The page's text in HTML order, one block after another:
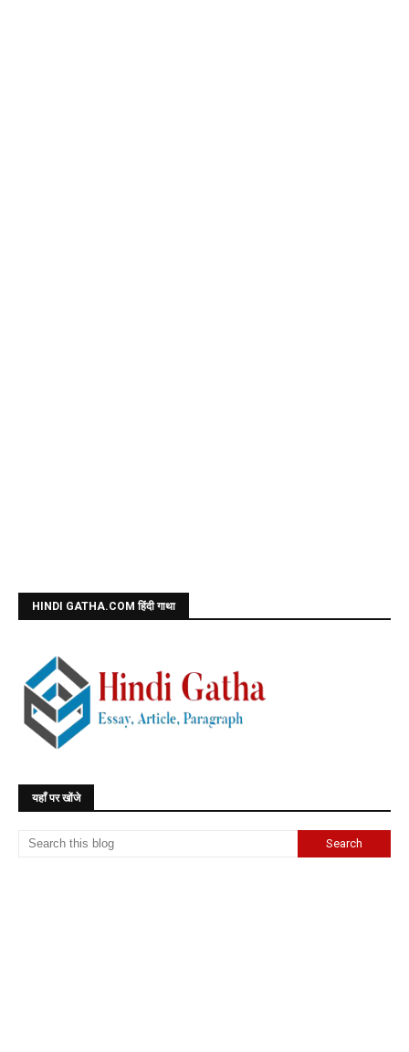
HINDI GATHA.COM हिंदी गाथा
यहाँ पर खोंजे